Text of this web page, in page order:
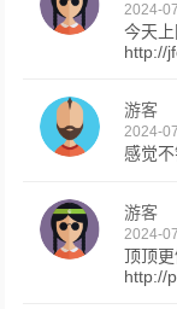
2024-
今天
http://
游客
2024-
感觉
游客
2024-
顶顶更
http://